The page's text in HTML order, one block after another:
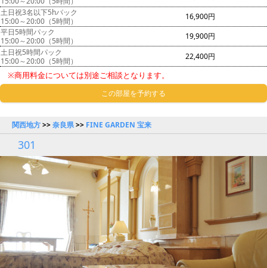
土日祝3名以下5hパック
15:00～20:00（5時間）
16,900円
平日5時間パック
15:00～20:00（5時間）
19,900円
土日祝5時間パック
15:00～20:00（5時間）
22,400円
※商用料金については別途ご相談となります。
この部屋を予約する
関西地方>>奈良県>> FINE GARDEN 宝来
301